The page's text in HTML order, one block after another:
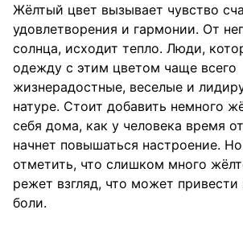
Жёлтый цвет вызывает чувство
удовлетворения и гармонии. От
солнца, исходит тепло. Люди,
одежду с этим цветом чаще всего
жизнерадостные, веселые и
натуре. Стоит добавить немного
себя дома, как у человека время
начнет повышаться настроение.
отметить, что слишком много
режет взгляд, что может привести
боли.